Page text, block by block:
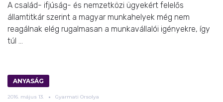
A család- ifjúság- és nemzetközi ügyekért felelős
államtitkár szerint a magyar munkahelyek még nem
reagálnak elég rugalmasan a munkavállalói igényekre, így
túl ...
ANYASÁG
2016. május 13. Gyarmati Orsolya